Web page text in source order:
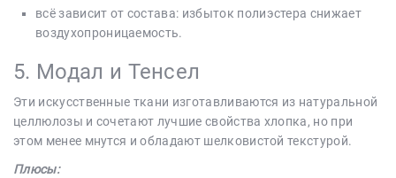
всё зависит от состава: избыток полиэстера снижает
воздухопроницаемость.
5. Модал и Тенсел
Эти искусственные ткани изготавливаются из натуральной
целлюлозы и сочетают лучшие свойства хлопка, но при
этом менее мнутся и обладают шелковистой текстурой.
Плюсы: